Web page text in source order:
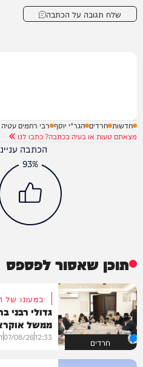
שלח תגובה על הכתבה
חדשות חרדים הגר"י יוסף רבי רחמים עטיה
מצאתם טעות או בעיה בכתבה? כתבו לנו
הכתבה
93%
תוכן שאסור לפספס
חרדים
במעונו
גדולי רבני
ממשל
12:33
07/08/26